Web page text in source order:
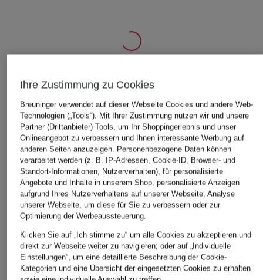
ÄHNLICHE ARTIKEL ENTDECKEN
Ihre Zustimmung zu Cookies
Breuninger verwendet auf dieser Webseite Cookies und andere Web-
Technologien („Tools“). Mit Ihrer Zustimmung nutzen wir und unsere
Partner (Drittanbieter) Tools, um Ihr Shoppingerlebnis und unser
Onlineangebot zu verbessern und Ihnen interessante Werbung auf
anderen Seiten anzuzeigen. Personenbezogene Daten können
verarbeitet werden (z. B. IP-Adressen, Cookie-ID, Browser- und
Standort-Informationen, Nutzerverhalten), für personalisierte
Angebote und Inhalte in unserem Shop, personalisierte Anzeigen
aufgrund Ihres Nutzerverhaltens auf unserer Webseite, Analyse
unserer Webseite, um diese für Sie zu verbessern oder zur
Optimierung der Werbeaussteuerung.
Klicken Sie auf „Ich stimme zu“ um alle Cookies zu akzeptieren und
direkt zur Webseite weiter zu navigieren; oder auf „Individuelle
Einstellungen“, um eine detaillierte Beschreibung der Cookie-
Kategorien und eine Übersicht der eingesetzten Cookies zu erhalten